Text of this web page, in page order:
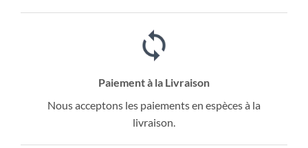
Paiement à la Livraison
Nous acceptons les paiements en espèces à la
livraison.